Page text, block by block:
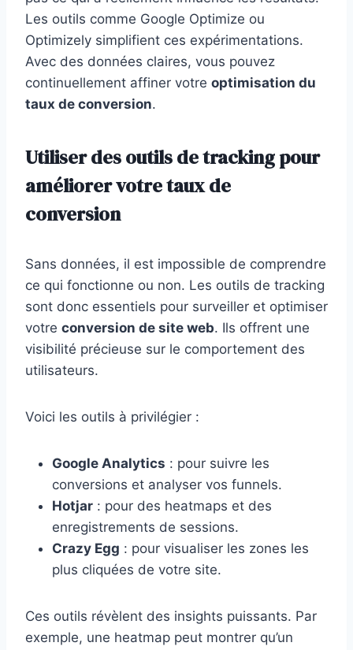
Les outils comme Google Optimize ou
Optimizely simplifient ces expérimentations.
Avec des données claires, vous pouvez
continuellement affiner votre optimisation du
taux de conversion.
Utiliser des outils de tracking pour
améliorer votre taux de
conversion
Sans données, il est impossible de comprendre
ce qui fonctionne ou non. Les outils de tracking
sont donc essentiels pour surveiller et optimiser
votre conversion de site web. Ils offrent une
visibilité précieuse sur le comportement des
utilisateurs.
Voici les outils à privilégier :
Google Analytics : pour suivre les
conversions et analyser vos funnels.
Hotjar : pour des heatmaps et des
enregistrements de sessions.
Crazy Egg : pour visualiser les zones les
plus cliquées de votre site.
Ces outils révèlent des insights puissants. Par
exemple, une heatmap peut montrer qu’un